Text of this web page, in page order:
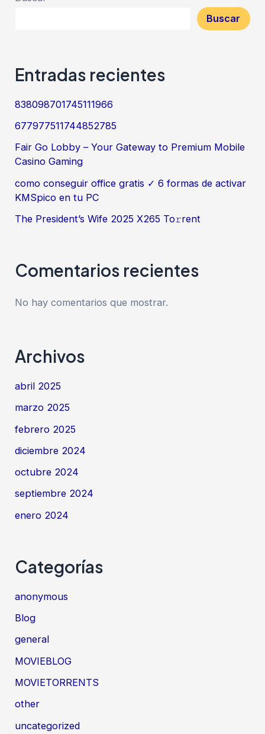
Buscar
Entradas recientes
838098701745111966
677977511744852785
Fair Go Lobby – Your Gateway to Premium Mobile
Casino Gaming
como conseguir office gratis ✓ 6 formas de activar
KMSpico en tu PC
The President’s Wife 2025 X265 To𝚛rent
Comentarios recientes
No hay comentarios que mostrar.
Archivos
abril 2025
marzo 2025
febrero 2025
diciembre 2024
octubre 2024
septiembre 2024
enero 2024
Categorías
anonymous
Blog
general
MOVIEBLOG
MOVIETORRENTS
other
uncategorized